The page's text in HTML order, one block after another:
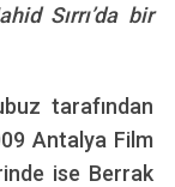
Sırrı’da bir
tarafından
Antalya Film
ise Berrak